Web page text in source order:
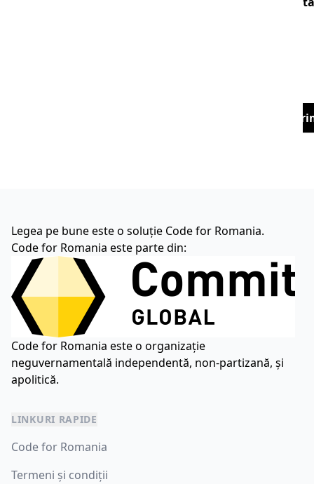
Legea pe bune este o soluție Code for Romania.
Code for Romania este parte din:
Code for Romania este o organizație
neguvernamentală independentă, non-partizană, și
apolitică.
LINKURI RAPIDE
Code for Romania
Termeni și condiții